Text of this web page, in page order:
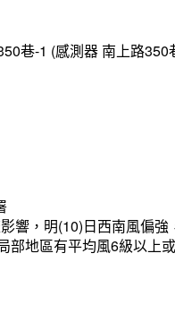
巷-1 (感測器 南上路
響，明(10)日西南風偏
部地區有平均風6級以上